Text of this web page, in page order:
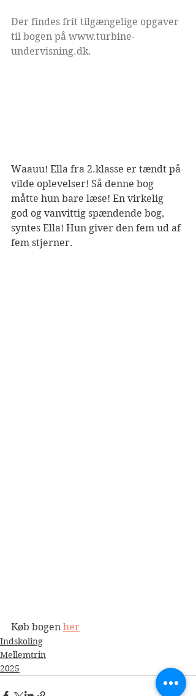
Der findes frit tilgængelige opgaver
til bogen på www.turbine-
undervisning.dk.
Waauu! Ella fra 2.klasse er tændt på
vilde oplevelser! Så denne bog
måtte hun bare læse! En virkelig
god og vanvittig spændende bog,
syntes Ella! Hun giver den fem ud af
fem stjerner.
Køb bogen her
Indskoling
Mellemtrin
2025